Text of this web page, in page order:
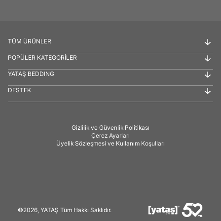
TÜM ÜRÜNLER
POPÜLER KATEGORİLER
YATAŞ BEDDING
DESTEK
Gizlilik ve Güvenlik Politikası
Çerez Ayarları
Üyelik Sözleşmesi ve Kullanım Koşulları
©2026, YATAŞ Tüm Hakkı Saklıdır.